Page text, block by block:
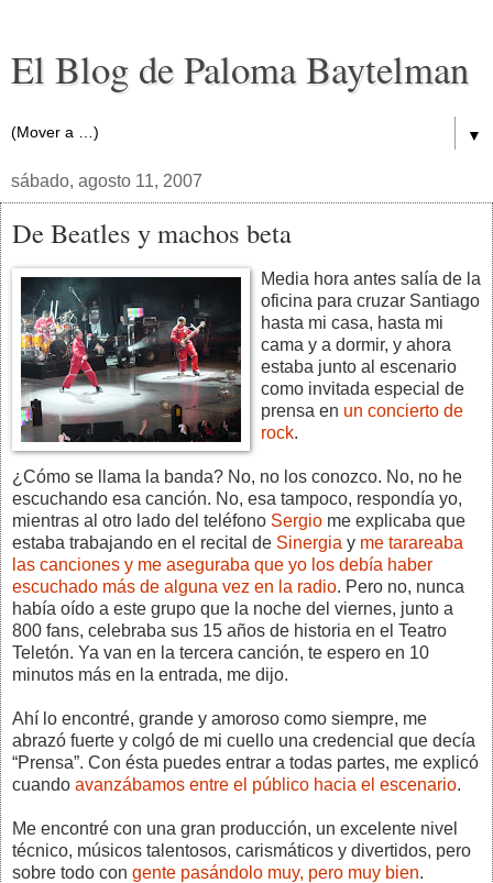
El Blog de Paloma Baytelman
▼
sábado, agosto 11, 2007
De Beatles y machos beta
Media hora antes salía de la
oficina para cruzar Santiago
hasta mi casa, hasta mi
cama y a dormir, y ahora
estaba junto al escenario
como invitada especial de
prensa en un concierto de
rock.
¿Cómo se llama la banda? No, no los conozco. No, no he
escuchando esa canción. No, esa tampoco, respondía yo,
mientras al otro lado del teléfono Sergio me explicaba que
estaba trabajando en el recital de Sinergia y me tarareaba
las canciones y me aseguraba que yo los debía haber
escuchado más de alguna vez en la radio. Pero no, nunca
había oído a este grupo que la noche del viernes, junto a
800 fans, celebraba sus 15 años de historia en el Teatro
Teletón. Ya van en la tercera canción, te espero en 10
minutos más en la entrada, me dijo.
Ahí lo encontré, grande y amoroso como siempre, me
abrazó fuerte y colgó de mi cuello una credencial que decía
“Prensa”. Con ésta puedes entrar a todas partes, me explicó
cuando avanzábamos entre el público hacia el escenario.
Me encontré con una gran producción, un excelente nivel
técnico, músicos talentosos, carismáticos y divertidos, pero
sobre todo con gente pasándolo muy, pero muy bien.